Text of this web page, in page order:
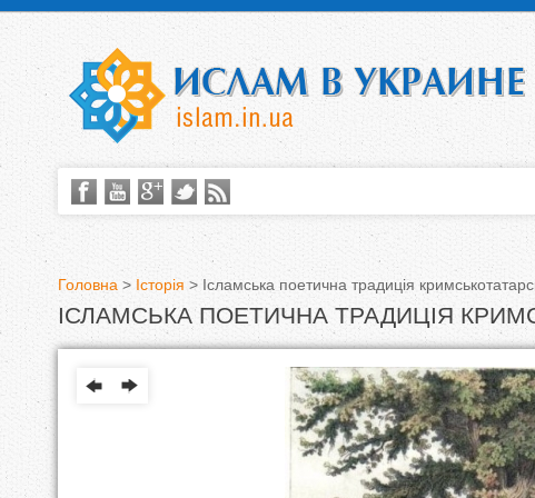
В
Головна > Історія > Ісламська поетична традиція
ІСЛАМСЬКА ПОЕТИЧНА ТРАДИЦІЯ